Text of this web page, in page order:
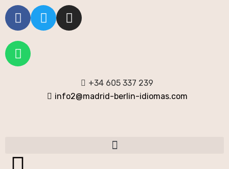
+34 605 337 239
info2@madrid-berlin-idiomas.com